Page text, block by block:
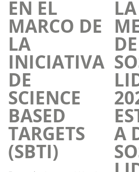
EN EL
MARCO DE
LA
INICIATIVA
DE
SCIENCE
BASED
TARGETS
(SBTI)
LA
DE
A